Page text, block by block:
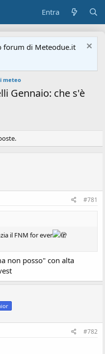
Entra
forum di Meteodue.it
meteo
Gennaio: che s'è
#781
il FNM for ever
🫣
non posso" con alta
#782